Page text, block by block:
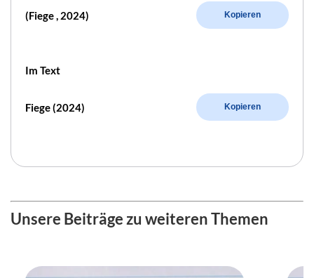
(Fiege , 2024) Kopieren
Im Text
Fiege (2024) Kopieren
Unsere Beiträge zu weiteren Themen